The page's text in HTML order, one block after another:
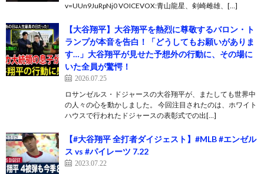
v=UUn9JuRpNj0 VOICEVOX:青山龍星、剣崎雌雄、[…]
【大谷翔平】大谷翔平を熱烈に尊敬するバロン・ト
ランプが本音を告白！「どうしてもお願いがありま
す…」大谷翔平が見せた予想外の行動に、その場に
いた全員が驚愕！
2026.07.25
ロサンゼルス・ドジャースの大谷翔平が、またしても世界中
の人々の心を動かしました。 今回注目されたのは、ホワイト
ハウスで行われたドジャースの表彰式での出[…]
【#大谷翔平 全打者ダイジェスト】#MLB #エンゼル
ス vs #パイレーツ 7.22
2023.07.22